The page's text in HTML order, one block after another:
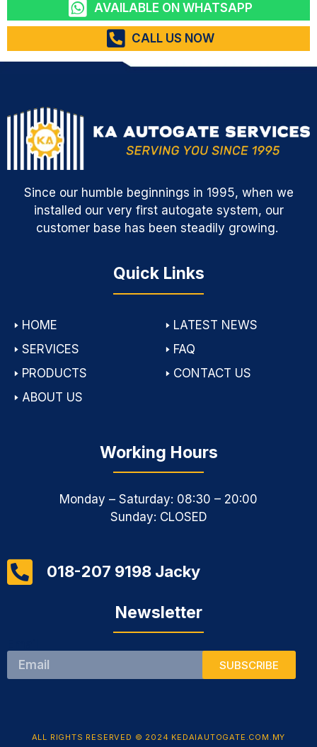
AVAILABLE ON WHATSAPP
CALL US NOW
Since our humble beginnings in 1995, when we
installed our very first autogate system, our
customer base has been steadily growing.
Quick Links
🢒 HOME
🢒 SERVICES
🢒 PRODUCTS
🢒 ABOUT US
🢒 LATEST NEWS
🢒 FAQ
🢒 CONTACT US
Working Hours
Monday – Saturday: 08:30 – 20:00
Sunday: CLOSED
018-207 9198 Jacky
Newsletter
SUBSCRIBE
ALL RIGHTS RESERVED © 2024 KEDAIAUTOGATE.COM.MY